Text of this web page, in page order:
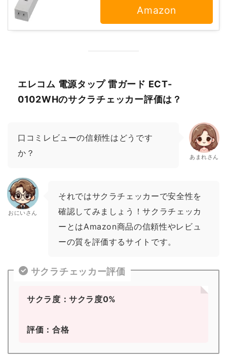
Amazon
エレコム 電源タップ 雷ガード ECT-
0102WHのサクラチェッカー評価は？
口コミレビューの信頼性はどうです
か？
あまれさん
おにいさん
それではサクラチェッカーで安全性を
確認してみましょう！サクラチェッカ
ーとはAmazon商品の信頼性やレビュ
ーの質を評価するサイトです。
サクラチェッカー評価
サクラ度：サクラ度0%
評価：合格